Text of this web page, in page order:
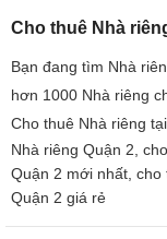
Cho thuê Nhà
Bạn đang tìm Nhà
hơn 1000 Nhà riêng
Cho thuê Nhà riêng
Nhà riêng Quận 2,
Quận 2 mới nhất, cho
Quận 2 giá rẻ